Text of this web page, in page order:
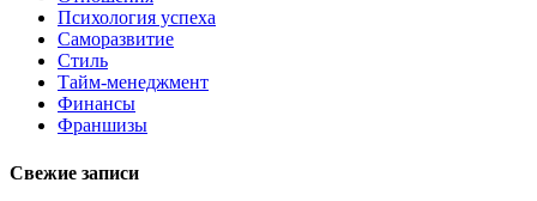
Психология успеха
Саморазвитие
Стиль
Тайм-менеджмент
Финансы
Франшизы
Свежие записи